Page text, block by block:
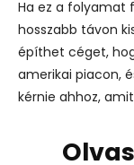
Ha ez a folyamat
hosszabb távon
építhet céget,
amerikai piacon,
kérnie ahhoz,